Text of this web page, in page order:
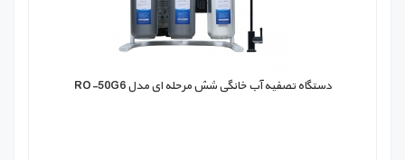
دستگاه تصفیه آب خانگی شش مرحله ای مدل RO-50G6